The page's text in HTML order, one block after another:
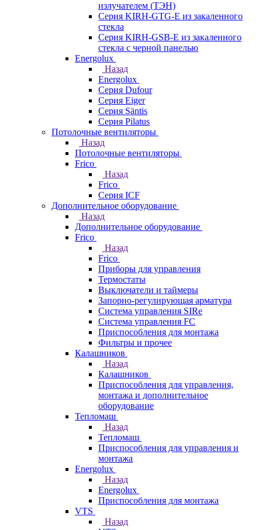
излучателем (ТЭН)
Серия KIRH-GTG-E из закаленного
стекла
Серия KIRH-GSB-E из закаленного
стекла с черной панелью
Energolux
Назад
Energolux
Серия Dufour
Серия Eiger
Серия Säntis
Серия Pilatus
Потолочные вентиляторы
Назад
Потолочные вентиляторы
Frico
Назад
Frico
Серия ICF
Дополнительное оборудование
Назад
Дополнительное оборудование
Frico
Назад
Frico
Приборы для управления
Термостаты
Выключатели и таймеры
Запорно-регулирующая арматура
Система управления SIRe
Система управления FC
Приспособления для монтажа
Фильтры и прочее
Калашников
Назад
Калашников
Приспособления для управления,
монтажа и дополнительное
оборудование
Тепломаш
Назад
Тепломаш
Приспособления для управления и
монтажа
Energolux
Назад
Energolux
Приспособления для монтажа
VTS
Назад